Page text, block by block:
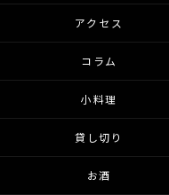
アクセス
コラム
小料理
貸し切り
お酒